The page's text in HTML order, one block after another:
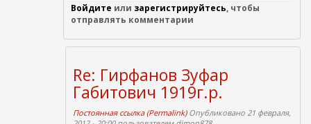
Войдите или зарегистрируйтесь, чтобы
отправлять комментарии
Re: Гирфанов Зуфар
Габитович 1919г.р.
Постоянная ссылка (Permalink)Опубликовано 21 февраля,